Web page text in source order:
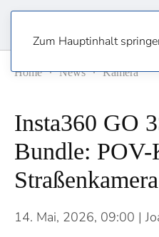
Zum Hauptinhalt
Home News Kamera
Insta360 GO
Bundle: POV-
14. Mai, 2026, 09:00 |